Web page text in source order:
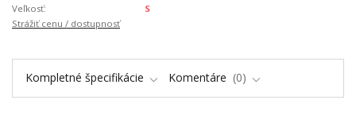
Veľkosť:
S
Strážiť cenu / dostupnosť
Kompletné špecifikácie Komentáre 0